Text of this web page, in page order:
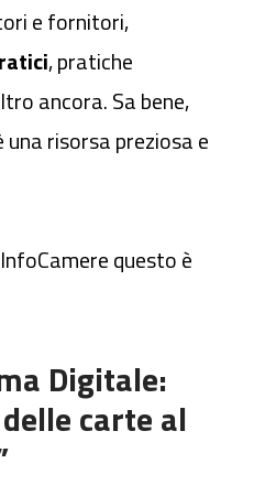
e fornitori,
, pratiche
ancora. Sa bene,
risorsa preziosa e
questo è
Digitale:
carte al